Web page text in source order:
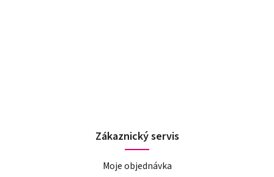
Zákaznický servis
Moje objednávka